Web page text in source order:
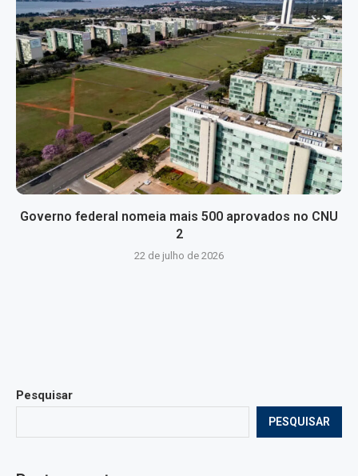
Governo federal nomeia mais 500 aprovados no CNU
2
22 de julho de 2026
Pesquisar
PESQUISAR